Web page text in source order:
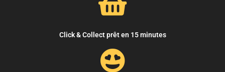
Click & Collect prêt en 15 minutes